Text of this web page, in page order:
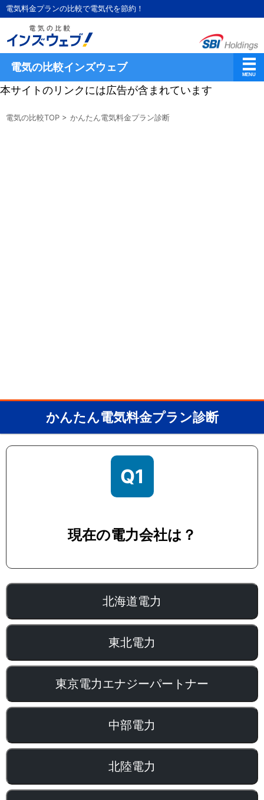
電気料金プランの比較で電気代を節約！
電気の比較インズウェブ
本サイトのリンクには広告が含まれています
電気の比較TOP > かんたん電気料金プラン診断
かんたん電気料金プラン診断
Q1
現在の電力会社は？
北海道電力
東北電力
東京電力エナジーパートナー
中部電力
北陸電力